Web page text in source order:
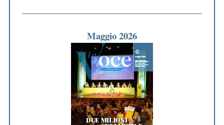
Maggio 2026